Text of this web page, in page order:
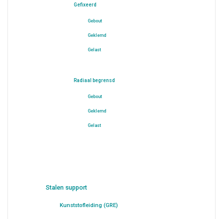
Gefixeerd
Gebout
Geklemd
Gelast
Radiaal begrensd
Gebout
Geklemd
Gelast
Stalen support
Kunststofleiding (GRE)